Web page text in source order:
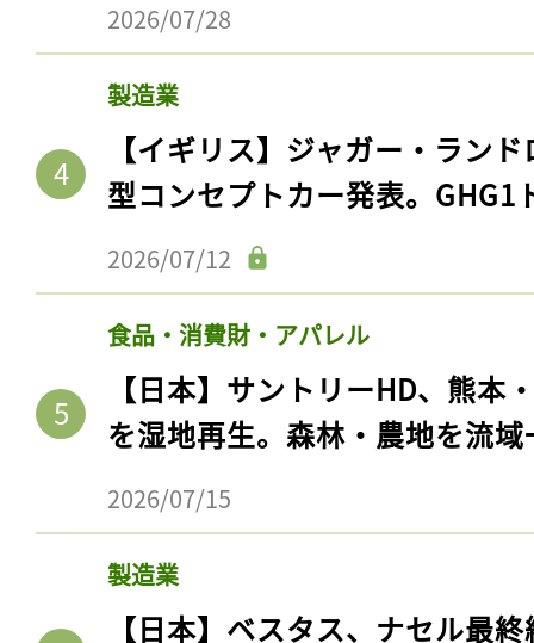
2026/07/28
製造業
【イギリス】ジャガー・ラン
型コンセプトカー発表。GHG1
2026/07/12
食品・消費財・アパレル
【日本】サントリーHD、熊本
を湿地再生。森林・農地を流
2026/07/15
製造業
【日本】ベスタス、ナセル最